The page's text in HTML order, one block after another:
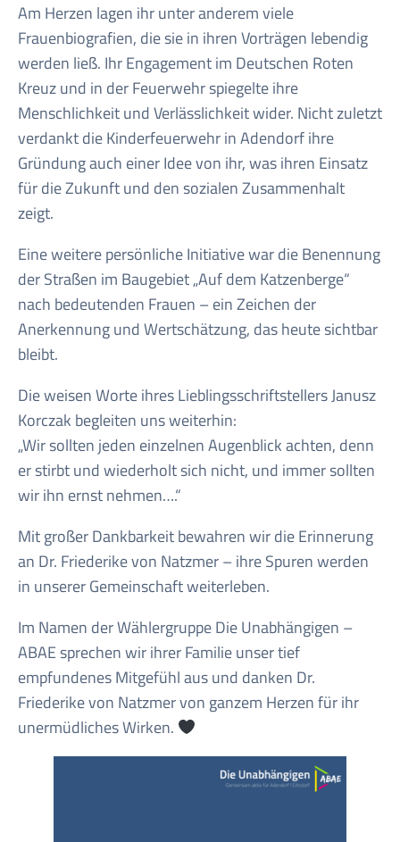
Am Herzen lagen ihr unter anderem viele
Frauenbiografien, die sie in ihren Vorträgen lebendig
werden ließ. Ihr Engagement im Deutschen Roten
Kreuz und in der Feuerwehr spiegelte ihre
Menschlichkeit und Verlässlichkeit wider. Nicht zuletzt
verdankt die Kinderfeuerwehr in Adendorf ihre
Gründung auch einer Idee von ihr, was ihren Einsatz
für die Zukunft und den sozialen Zusammenhalt
zeigt.
Eine weitere persönliche Initiative war die Benennung
der Straßen im Baugebiet „Auf dem Katzenberge“
nach bedeutenden Frauen – ein Zeichen der
Anerkennung und Wertschätzung, das heute sichtbar
bleibt.
Die weisen Worte ihres Lieblingsschriftstellers Janusz
Korczak begleiten uns weiterhin:
„Wir sollten jeden einzelnen Augenblick achten, denn
er stirbt und wiederholt sich nicht, und immer sollten
wir ihn ernst nehmen….“
Mit großer Dankbarkeit bewahren wir die Erinnerung
an Dr. Friederike von Natzmer – ihre Spuren werden
in unserer Gemeinschaft weiterleben.
Im Namen der Wählergruppe Die Unabhängigen –
ABAE sprechen wir ihrer Familie unser tief
empfundenes Mitgefühl aus und danken Dr.
Friederike von Natzmer von ganzem Herzen für ihr
unermüdliches Wirken.